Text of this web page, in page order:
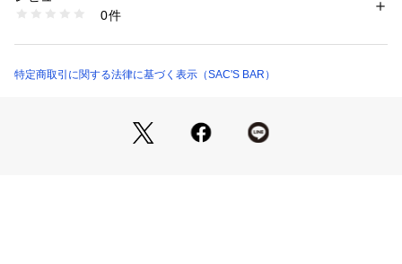
仕様：スナップボタン式開閉(2段階調節有)
3480000000605
0件
特定商取引に関する法律に基づく表示（SAC'S BAR）